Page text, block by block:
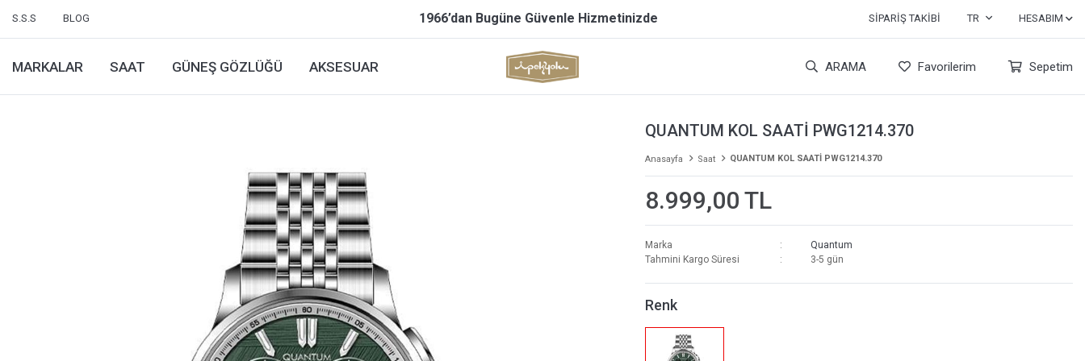
S.S.S BLOG 1966’dan Bugüne Güvenle Hizmetinizde SIPARIŞ TAKIBI TR HESABIM
MARKALAR SAAT GÜNEŞ GÖZLÜĞÜ AKSESUAR ARAMA Favorilerim Sepetim
QUANTUM KOL SAATİ PWG1214.370
Anasayfa Saat QUANTUM KOL SAATİ PWG1214.370
8.999,00 TL
Marka
Quantum
Tahmini Kargo Süresi
3-5 gün
Renk